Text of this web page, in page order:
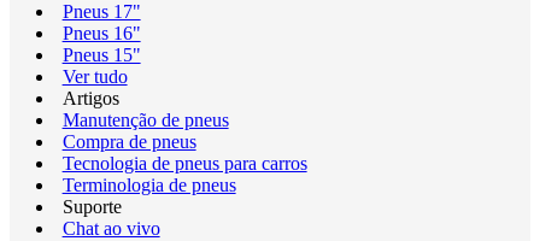
Pneus 17"
Pneus 16"
Pneus 15"
Ver tudo
Artigos
Manutenção de pneus
Compra de pneus
Tecnologia de pneus para carros
Terminologia de pneus
Suporte
Chat ao vivo